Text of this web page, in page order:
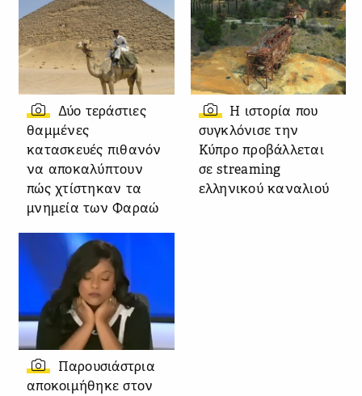
Δύο τεράστιες
θαμμένες
κατασκευές πιθανόν
να αποκαλύπτουν
πώς χτίστηκαν τα
μνημεία των Φαραώ
Η ιστορία που
συγκλόνισε την
Κύπρο προβάλλεται
σε streaming
ελληνικού καναλιού
Παρουσιάστρια
αποκοιμήθηκε στον